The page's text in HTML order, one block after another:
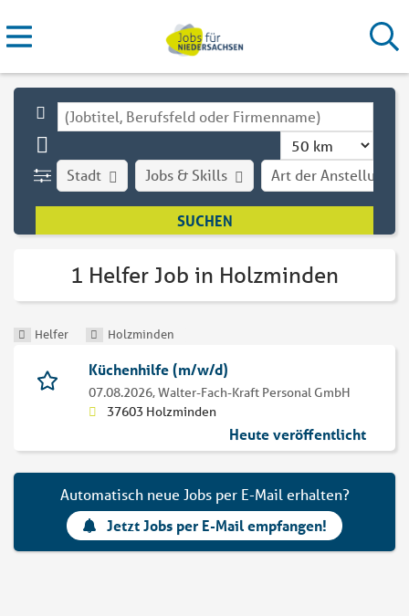
Stadt Art der Anstellung
Jobs & Skills
1 Helfer Job in Holzminden
Helfer Holzminden
Küchenhilfe (m/w/d)
07.08.2026,Walter-Fach-Kraft Personal GmbH
37603 Holzminden
Heute veröffentlicht
Automatisch neue Jobs per E-Mail erhalten?
Jetzt Jobs per E-Mail empfangen!